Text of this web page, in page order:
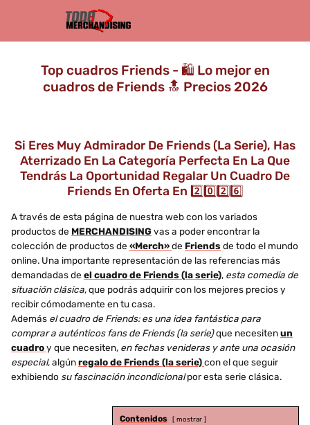
Top cuadros Friends - 🛍️ Lo mejor en
cuadros de Friends 🔝 Precios 2026
Si Eres Muy Admirador De Friends (la Serie), Has
Aterrizado En La Categoría Perfecta En La Que
Tendrás La Oportunidad Regalar Un Cuadro De
Friends En Oferta En 2️⃣0️⃣2️⃣6️⃣
A través de esta página de nuestra web con los variados
productos de MERCHANDISINGvas a poder encontrar la
colección de productos de «Merch»de Friends de todo el mundo
online. Una importante representación de las referencias más
demandadas de el cuadro de Friends (la serie), esta comedia de
situación clásica, que podrás adquirir con los mejores precios y
recibir cómodamente en tu casa.
Además el cuadro de Friends: es una idea fantástica para
comprar a auténticos fans de Friends (la serie)que necesitenun
cuadroy que necesiten, en fechas venideras y ante una ocasión
especial, algúnregalo de Friends (la serie)con el que seguir
exhibiendo su fascinación incondicionalpor esta serie clásica.
Contenidos mostrar